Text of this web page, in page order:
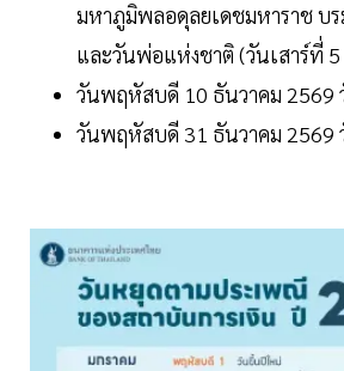
มหาภูมิพลอดุลยเดชมหาราช บ
และวันพ่อแห่งชาติ (วันเสาร์ที่
วันพฤหัสบดี 10 ธันวาคม 2569
วันพฤหัสบดี 31 ธันวาคม 2569